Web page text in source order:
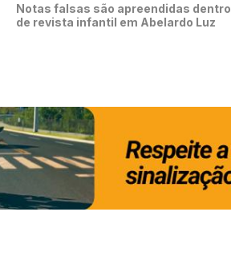
Notas falsas são apreendidas dentro
de revista infantil em Abelardo Luz